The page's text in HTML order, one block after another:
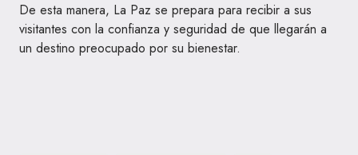
De esta manera, La Paz se prepara para recibir a sus
visitantes con la confianza y seguridad de que llegarán a
un destino preocupado por su bienestar.